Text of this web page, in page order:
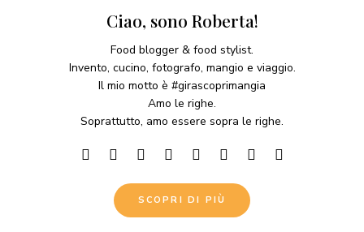
Ciao, sono Roberta!
Food blogger & food stylist.
Invento, cucino, fotografo, mangio e viaggio.
Il mio motto è #girascoprimangia
Amo le righe.
Soprattutto, amo essere sopra le righe.
SCOPRI DI PIÙ